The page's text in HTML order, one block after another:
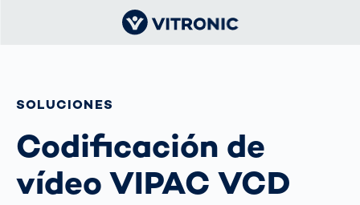
SOLUCIONES
Codificación de
vídeo VIPAC VCD